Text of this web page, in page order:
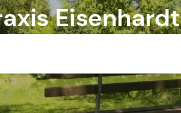
Eisenhardt